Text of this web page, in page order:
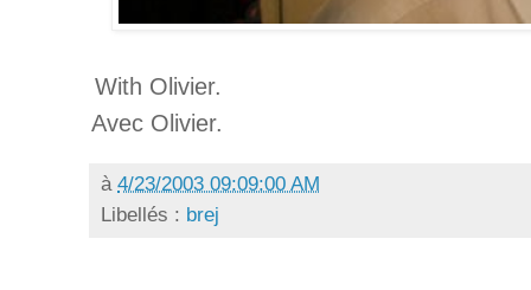
With Olivier.
Avec Olivier.
à 4/23/2003 09:09:00 AM
Libellés : brej